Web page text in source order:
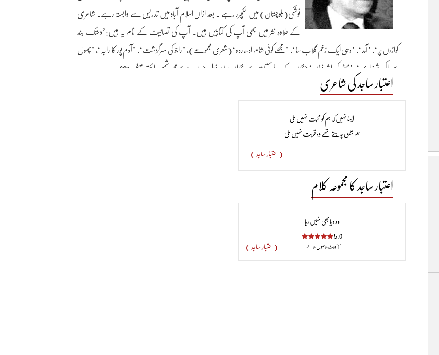
نوشکی(بلوچستان) میں لکچرر رہے ۔ بعد ازاں اسلام آباد میں تدریس سے وابستہ رہے۔ شاعری
کے علاوہ نثر میں بھی آپ کی کتابیں ہیں۔ آپ کی تصانیف کے نام یہ ہیں:’دستک بند
کواڑوں پر‘، ’آمد‘، ’وہی ایک زخم گلاب سا‘، ’مجھے کوئی شام ادھاردو‘(شعری مجموعے)، ’راجو کی سرگزشت‘، ’آدم پور کا راجہ‘، ’پھول
سی اک شہزادی‘، ’مٹی کی اشرفیاں‘(بچوں کے لیے کتابیں)۔ بحوالۂ:پیمانۂ غزل(جلد دوم)،محمد شمس الحق،صفحہ:391
اعتبار ساجد کی شاعری
ایسا نہیں کہ ہم کو محبت نہیں مِلی​
ہم جیسی چاہتے تھے وہ قُربت نہیں مِلی​
( اعتبار ساجد )
اعتبار ساجد کا مجموعہ کلام
وہ دیا بھی نہیں رہا
5.0
"1"ووٹ وصول ہوئے۔ ( اعتبار ساجد )